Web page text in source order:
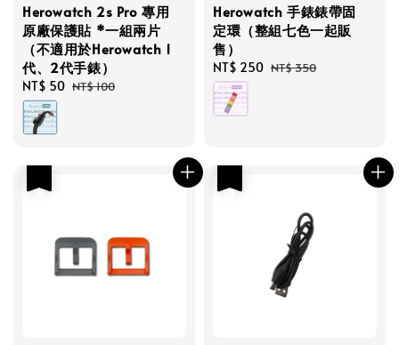
Herowatch 2s Pro 專用
原廠保護貼 *一組兩片
（不適用於Herowatch 1
代、2代手錶）
Sale
price
NT$ 50 Regular
NT$ 100
Herowatch 手錶錶帶固
定環（整組七色一起販
售）
Sale
price
NT$ 250 Regular
NT$ 350